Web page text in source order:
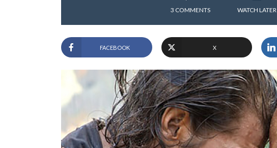
3 COMMENTS WATCH LATER
FACEBOOK X